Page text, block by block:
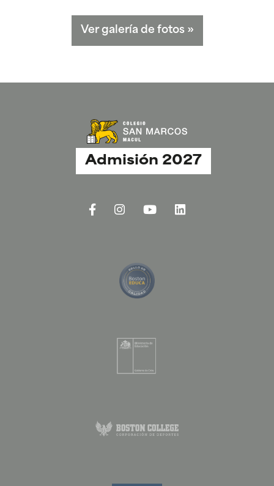
Ver galería de fotos »
Admisión 2027